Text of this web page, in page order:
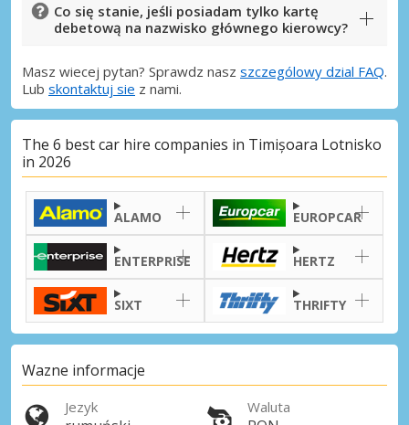
Co się stanie, jeśli posiadam tylko kartę
debetową na nazwisko głównego kierowcy?
Masz wiecej pytan? Sprawdz nasz szczególowy dzial FAQ.
Lub skontaktuj sie z nami.
The 6 best car hire companies in Timișoara Lotnisko
in 2026
ALAMO EUROPCAR
ENTERPRISE HERTZ
SIXT THRIFTY
Wazne informacje
Jezyk Waluta